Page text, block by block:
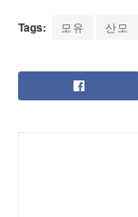
Tags: 모유 산모